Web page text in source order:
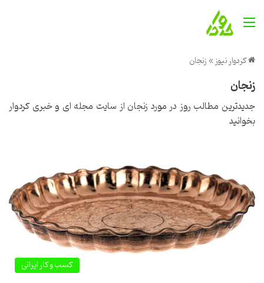
منو
کردوار نیوز»زنجان
زنجان
جدیدترین مطالب روز در مورد زنجان ازسایت مجله ای و خبری کردوار
بخوانید
کسب و کار ایرانی